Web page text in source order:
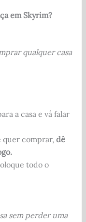
em Skyrim?
qualquer casa
a casa e vá falar
quer comprar, dê
todo o
sem perder uma